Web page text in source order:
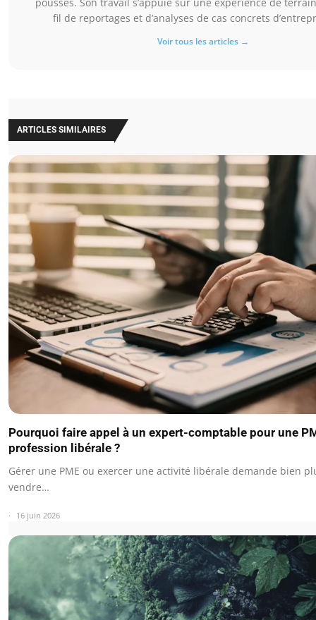
fil de reportages et d’analyses de cas concrets
Voir tous les articles →
ARTICLES SIMILAIRES
Pourquoi faire appel à un expert-comptable pour une
profession libérale ?
Gérer une PME ou exercer une activité libérale demande bien
vendre…
16 juin 2026